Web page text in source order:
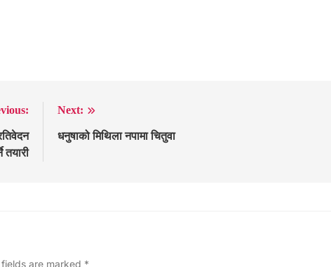
तयारी
Next:
धनुषाको मिथिला नपामा चितुवा
are marked *